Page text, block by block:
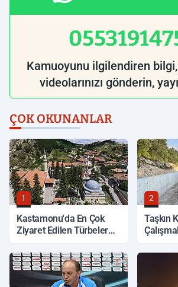
Kamuoyunu ilgilendiren
videolarınızı gönderin,
ÇOK OKUNANLAR
1
Kastamonu'da En Çok
Ziyaret Edilen Türbeler
2
Taşkın